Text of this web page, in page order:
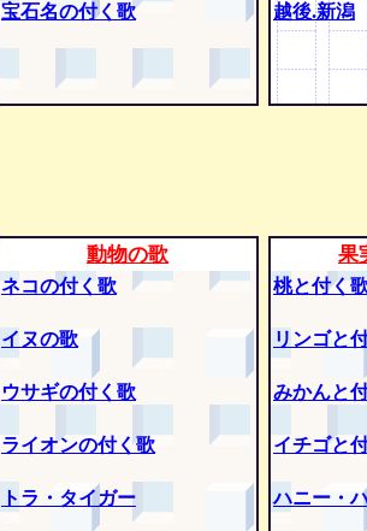
宝石名の付く歌 越後.新潟
動物の歌
ネコの付く歌
イヌの歌
ウサギの付く歌
ライオンの付く歌
トラ・タイガー
果
桃と付く
リンゴと
みかんと
イチゴと
ハニー・